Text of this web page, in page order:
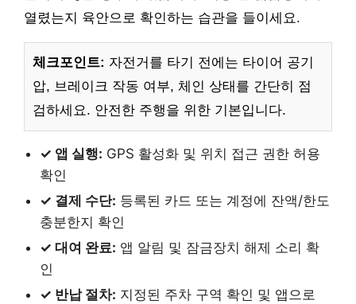
열렸는지 육안으로 확인하는 습관을 들이세요.
체크포인트: 자전거를 타기 전에는 타이어 공기
압, 브레이크 작동 여부, 체인 상태를 간단히 점
검하세요. 안전한 주행을 위한 기본입니다.
✓ 앱 실행: GPS 활성화 및 위치 접근 권한 허용
확인
✓ 결제 수단: 등록된 카드 또는 계정에 잔액/한도
충분한지 확인
✓ 대여 완료: 앱 알림 및 잠금장치 해제 소리 확
인
✓ 반납 절차: 지정된 주차 구역 확인 및 앱으로